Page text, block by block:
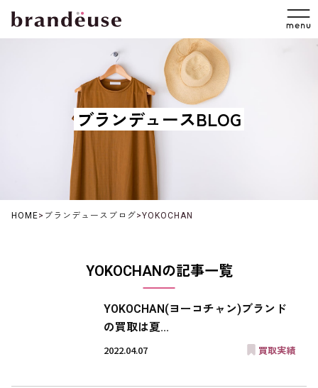
ブランデュースBLOG
HOME> ブランデュースブログ>YOKOCHAN
YOKOCHANの記事一覧
YOKOCHAN(ヨーコチャン)ブランド
の買取は夏...
2022.04.07
買取実績